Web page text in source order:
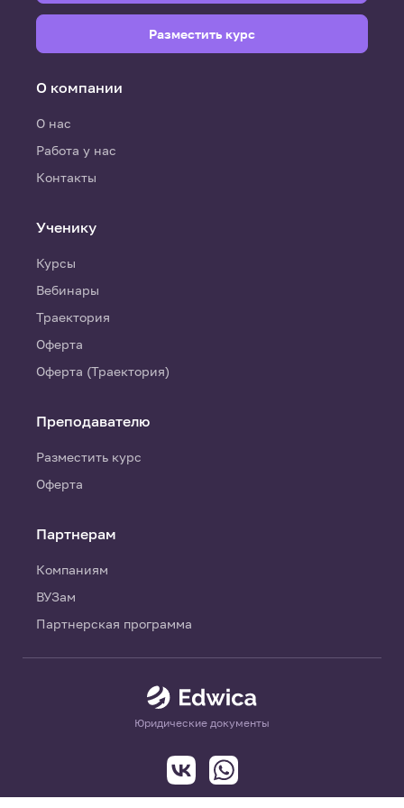
Юридические документы
О компании
О нас
Работа у нас
Контакты
Ученику
Курсы
Вебинары
Траектория
Оферта
Оферта (Траектория)
Преподавателю
Разместить курс
Оферта
Партнерам
Компаниям
ВУЗам
Партнерская программа
Разместить курс